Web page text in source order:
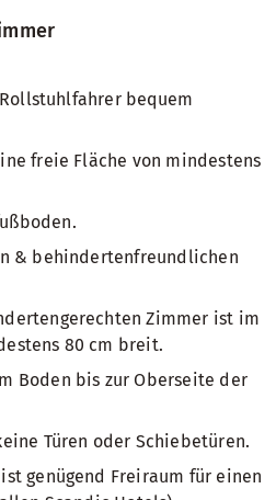
bequem
freie Fläche von mindestens
& behindertenfreundlichen
Zimmer ist im
80 cm breit.
Boden bis zur Oberseite der
Türen oder Schiebetüren.
genügend Freiraum für einen